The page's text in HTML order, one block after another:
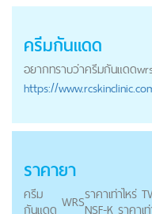
ครีมกันแดด
อยากทราบว่าครีมกันแดด
https://
ราคายา
ครีม
กันแดด WRSราคาเท่าไหร่
NSF-K ราคาเ